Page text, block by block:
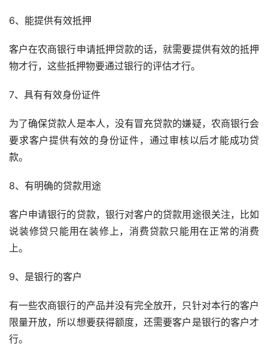
6、能提供有效抵押
客户在农商银行申请抵押贷款的话，就需要提供有效的抵押
物才行，这些抵押物要通过银行的评估才行。
7、具有有效身份证件
为了确保贷款人是本人，没有冒充贷款的嫌疑，农商银行会
要求客户提供有效的身份证件，通过审核以后才能成功贷
款。
8、有明确的贷款用途
客户申请银行的贷款，银行对客户的贷款用途很关注，比如
说装修贷只能用在装修上，消费贷款只能用在正常的消费
上。
9、是银行的客户
有一些农商银行的产品并没有完全放开，只针对本行的客户
限量开放，所以想要获得额度，还需要客户是银行的客户才
行。